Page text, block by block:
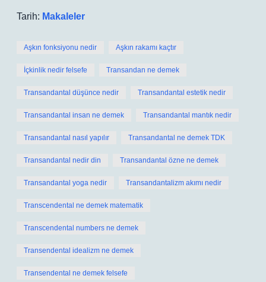
Tarih: Makaleler
Aşkın fonksiyonu nedir Aşkın rakamı kaçtır
İçkinlik nedir felsefe Transandan ne demek
Transandantal düşünce nedir Transandantal estetik nedir
Transandantal insan ne demek Transandantal mantık nedir
Transandantal nasıl yapılır Transandantal ne demek TDK
Transandantal nedir din Transandantal özne ne demek
Transandantal yoga nedir Transandantalizm akımı nedir
Transcendental ne demek matematik
Transcendental numbers ne demek
Transendental idealizm ne demek
Transendental ne demek felsefe